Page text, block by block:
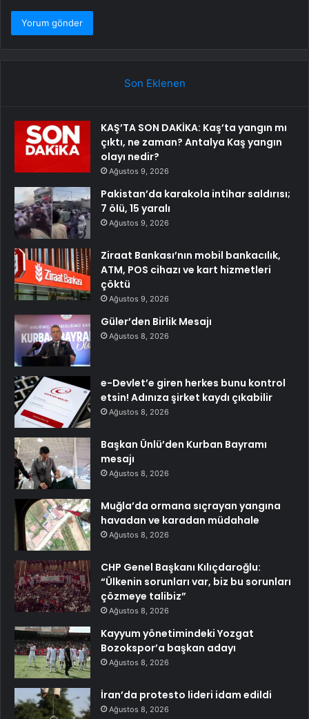
Son Eklenen
KAŞ’TA SON DAKİKA: Kaş’ta yangın mı
çıktı, ne zaman? Antalya Kaş yangın
olayı nedir?
Ağustos 9, 2026
Pakistan’da karakola intihar saldırısı;
7 ölü, 15 yaralı
Ağustos 9, 2026
Ziraat Bankası’nın mobil bankacılık,
ATM, POS cihazı ve kart hizmetleri
çöktü
Ağustos 9, 2026
Güler’den Birlik Mesajı
Ağustos 8, 2026
e-Devlet’e giren herkes bunu kontrol
etsin! Adınıza şirket kaydı çıkabilir
Ağustos 8, 2026
Başkan Ünlü’den Kurban Bayramı
mesajı
Ağustos 8, 2026
Muğla’da ormana sıçrayan yangına
havadan ve karadan müdahale
Ağustos 8, 2026
CHP Genel Başkanı Kılıçdaroğlu:
“Ülkenin sorunları var, biz bu sorunları
çözmeye talibiz”
Ağustos 8, 2026
Kayyum yönetimindeki Yozgat
Bozokspor’a başkan adayı
Ağustos 8, 2026
İran’da protesto lideri idam edildi
Ağustos 8, 2026